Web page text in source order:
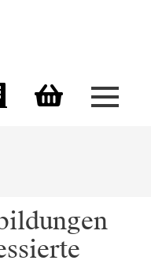
Menü